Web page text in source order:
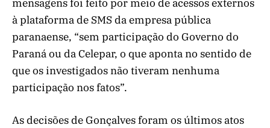
mensagens foi feito por meio de acessos externos
à plataforma de SMS da empresa pública
paranaense, “sem participação do Governo do
Paraná ou da Celepar, o que aponta no sentido de
que os investigados não tiveram nenhuma
participação nos fatos”.
As decisões de Gonçalves foram os últimos atos